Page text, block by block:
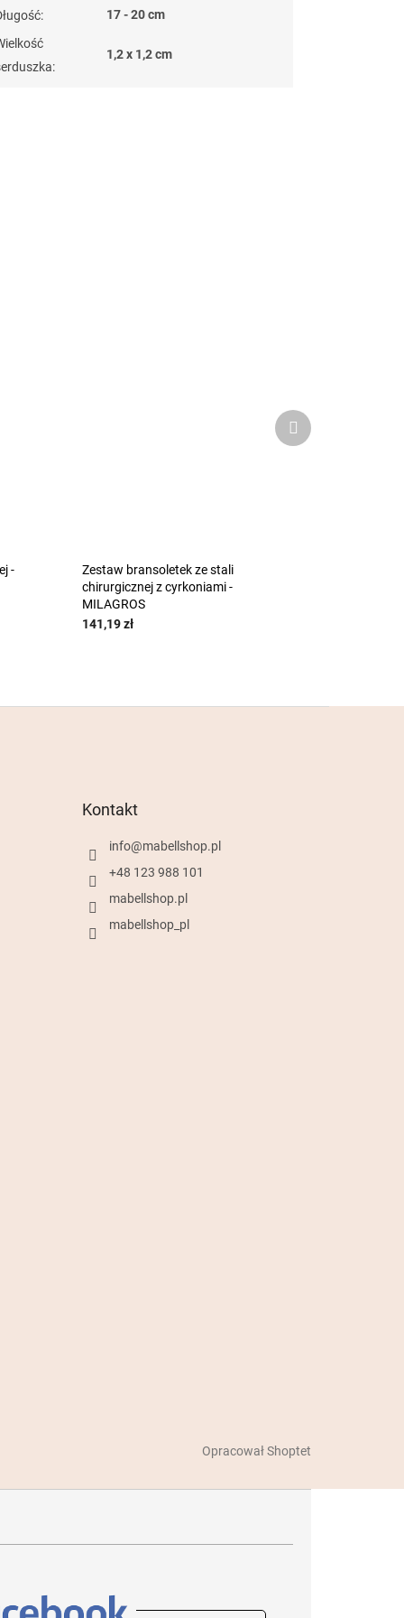
:
17 - 20 cm
:
1,2 x 1,2 cm
-
Zestaw bransoletek ze stali
chirurgicznej z cyrkoniami -
MILAGROS
141,19 zł
Produkt
następny
Kontakt
info@mabellshop.pl
+48 123 988 101
mabellshop.pl
mabellshop_pl
Opracował Shoptet